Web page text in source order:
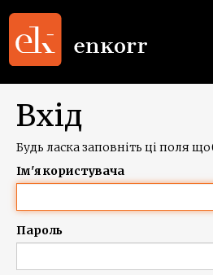
Вхід
Будь ласка заповніть ці поля
Ім'я користувача
Пароль